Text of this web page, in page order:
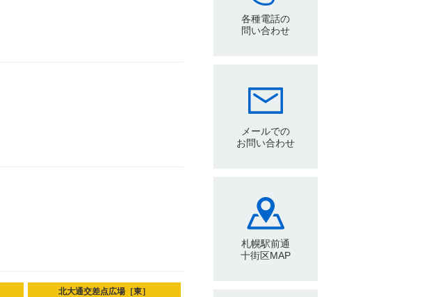
北大通交差点広場［東］
各種電話の
問い合わせ
メールでの
お問い合わせ
札幌駅前通
十街区MAP